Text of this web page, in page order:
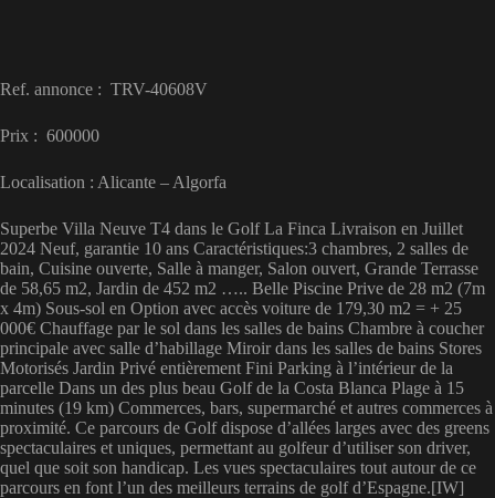
Ref. annonce : TRV-40608V
Prix : 600000
Localisation : Alicante – Algorfa
Superbe Villa Neuve T4 dans le Golf La Finca Livraison en Juillet
2024 Neuf, garantie 10 ans Caractéristiques:3 chambres, 2 salles de
bain, Cuisine ouverte, Salle à manger, Salon ouvert, Grande Terrasse
de 58,65 m2, Jardin de 452 m2 ….. Belle Piscine Prive de 28 m2 (7m
x 4m) Sous-sol en Option avec accès voiture de 179,30 m2 = + 25
000€ Chauffage par le sol dans les salles de bains Chambre à coucher
principale avec salle d’habillage Miroir dans les salles de bains Stores
Motorisés Jardin Privé entièrement Fini Parking à l’intérieur de la
parcelle Dans un des plus beau Golf de la Costa Blanca Plage à 15
minutes (19 km) Commerces, bars, supermarché et autres commerces à
proximité. Ce parcours de Golf dispose d’allées larges avec des greens
spectaculaires et uniques, permettant au golfeur d’utiliser son driver,
quel que soit son handicap. Les vues spectaculaires tout autour de ce
parcours en font l’un des meilleurs terrains de golf d’Espagne.[IW]